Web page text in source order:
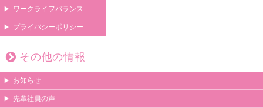
ワークライフバランス
プライバシーポリシー
その他の情報
お知らせ
先輩社員の声